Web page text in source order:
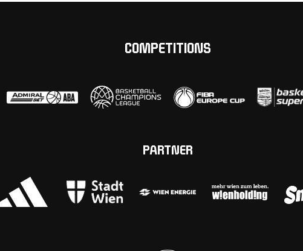
COMPETITIONS
PARTNER